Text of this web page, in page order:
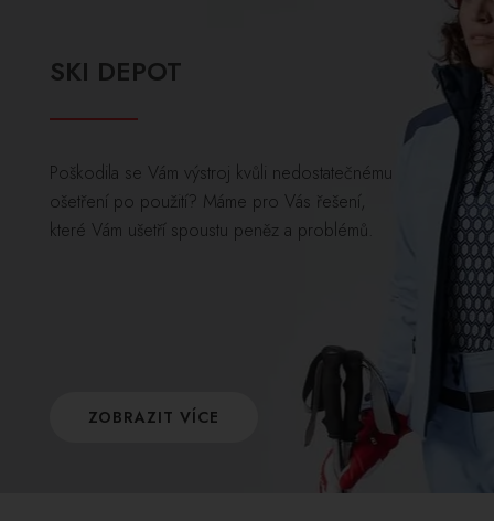
SKI DEPOT
Poškodila se Vám výstroj kvůli nedostatečnému
ošetření po použití? Máme pro Vás řešení,
které Vám ušetří spoustu peněz a problémů.
ZOBRAZIT VÍCE